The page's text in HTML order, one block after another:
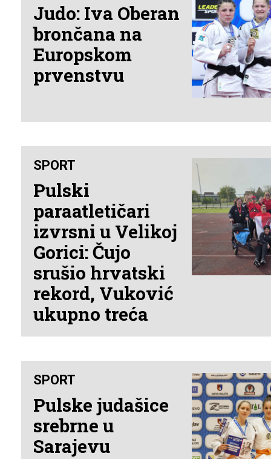
Judo: Iva Oberan
brončana na
Europskom
prvenstvu
SPORT
Pulski
paraatletičari
izvrsni u Velikoj
Gorici: Čujo
srušio hrvatski
rekord, Vuković
ukupno treća
SPORT
Pulske judašice
srebrne u
Sarajevu